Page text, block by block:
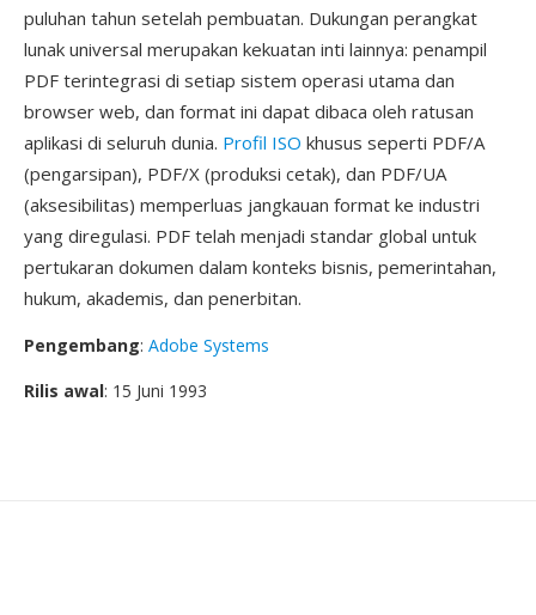
puluhan tahun setelah pembuatan. Dukungan perangkat
lunak universal merupakan kekuatan inti lainnya: penampil
PDF terintegrasi di setiap sistem operasi utama dan
browser web, dan format ini dapat dibaca oleh ratusan
aplikasi di seluruh dunia. Profil ISO khusus seperti PDF/A
(pengarsipan), PDF/X (produksi cetak), dan PDF/UA
(aksesibilitas) memperluas jangkauan format ke industri
yang diregulasi. PDF telah menjadi standar global untuk
pertukaran dokumen dalam konteks bisnis, pemerintahan,
hukum, akademis, dan penerbitan.
Pengembang: Adobe Systems
Rilis awal: 15 Juni 1993